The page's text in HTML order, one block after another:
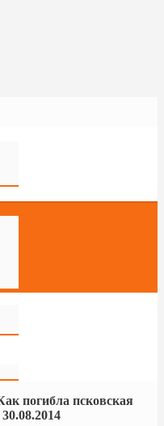
погибла псковская